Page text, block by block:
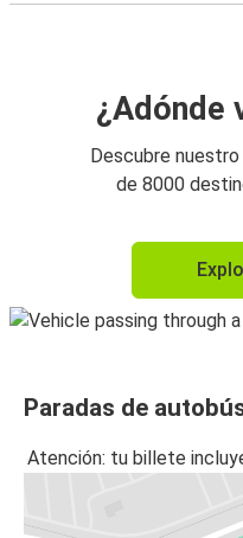
¿Adónde
Descubre
de 8000
Paradas de
Atención: tu billete